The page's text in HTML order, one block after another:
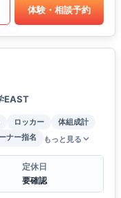
体験・相談予約
EAST
ロッカー
体組成計
ナー指名 もっと見る
定休日
要確認